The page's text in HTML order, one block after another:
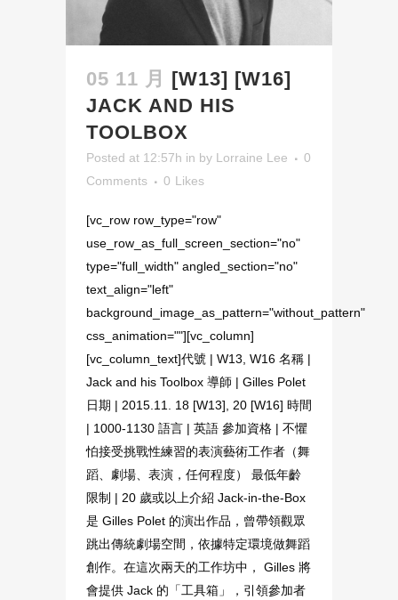
05 11 月 [W13] [W16]
JACK AND HIS
TOOLBOX
Posted at 12:57h in by Lorraine Lee
0
Comments
0 Likes
[vc_row row_type="row"
use_row_as_full_screen_section="no"
type="full_width" angled_section="no"
text_align="left"
background_image_as_pattern="without_pattern"
css_animation=""][vc_column]
[vc_column_text]代號 | W13, W16 名稱 |
Jack and his Toolbox 導師 | Gilles Polet
日期 | 2015.11. 18 [W13], 20 [W16] 時間
| 1000-1130 語言 | 英語 參加資格 | 不懼
怕接受挑戰性練習的表演藝術工作者（舞
蹈、劇場、表演，任何程度） 最低年齡
限制 | 20 歲或以上介紹 Jack-in-the-Box
是 Gilles Polet 的演出作品，曾帶領觀眾
跳出傳統劇場空間，依據特定環境做舞蹈
創作。在這次兩天的工作坊中， Gilles 將
會提供 Jack 的「工具箱」，引領參加者